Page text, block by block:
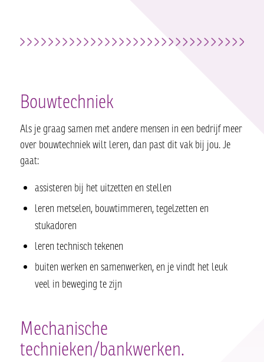
Bouwtechniek
Als je graag samen met andere mensen in een bedrijf meer
over bouwtechniek wilt leren, dan past dit vak bij jou. Je
gaat:
assisteren bij het uitzetten en stellen
leren metselen, bouwtimmeren, tegelzetten en
stukadoren
leren technisch tekenen
buiten werken en samenwerken, en je vindt het leuk
veel in beweging te zijn
Mechanische
technieken/bankwerken.